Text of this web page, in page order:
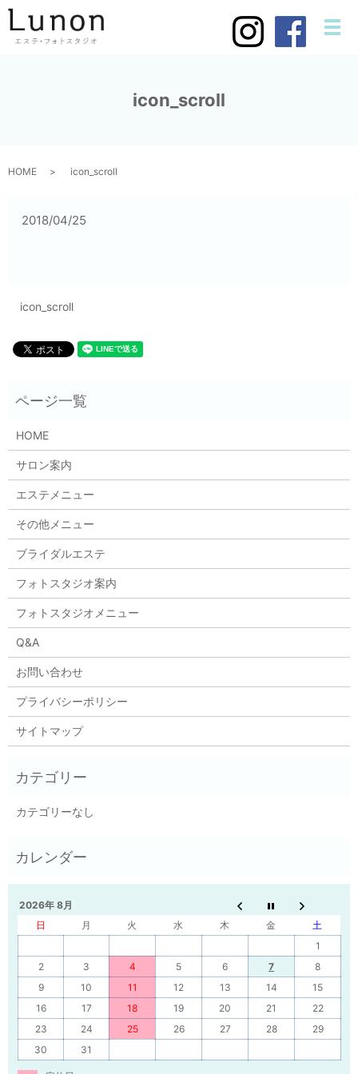
メ
icon_scroll
HOME icon_scroll
2018/04/25
icon_scroll
HOME
サロン案内
エステメニュー
その他メニュー
ブライダルエステ
フォトスタジオ案内
フォトスタジオメニュー
Q&A
お問い合わせ
プライバシーポリシー
サイトマップ
カテゴリーなし
2026年 8月
日
月 火 水 木 金
土
1
2
3 4 5 6 7
8
9
10 11 12 13 14
15
16
17 18 19 20 21
22
23
24 25 26 27 28
29
30
31